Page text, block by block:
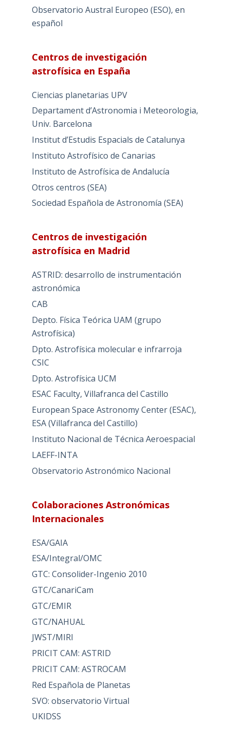
Observatorio Austral Europeo (ESO), en
español
Centros de investigación
astrofísica en España
Ciencias planetarias UPV
Departament d’Astronomia i Meteorologia,
Univ. Barcelona
Institut d’Estudis Espacials de Catalunya
Instituto Astrofísico de Canarias
Instituto de Astrofísica de Andalucía
Otros centros (SEA)
Sociedad Española de Astronomía (SEA)
Centros de investigación
astrofísica en Madrid
ASTRID: desarrollo de instrumentación
astronómica
CAB
Depto. Física Teórica UAM (grupo
Astrofísica)
Dpto. Astrofísica molecular e infrarroja
CSIC
Dpto. Astrofísica UCM
ESAC Faculty, Villafranca del Castillo
European Space Astronomy Center (ESAC),
ESA (Villafranca del Castillo)
Instituto Nacional de Técnica Aeroespacial
LAEFF-INTA
Observatorio Astronómico Nacional
Colaboraciones Astronómicas
Internacionales
ESA/GAIA
ESA/Integral/OMC
GTC: Consolider-Ingenio 2010
GTC/CanariCam
GTC/EMIR
GTC/NAHUAL
JWST/MIRI
PRICIT CAM: ASTRID
PRICIT CAM: ASTROCAM
Red Española de Planetas
SVO: observatorio Virtual
UKIDSS